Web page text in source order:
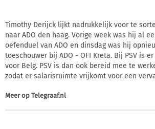
Timothy Derijck lijkt nadrukkelijk voor te
naar ADO den haag. Vorige week was hij al
oefenduel van ADO en dinsdag was hij
toeschouwer bij ADO - OFI Kreta. Bij PSV is
voor Belg. PSV is dan ook bereid mee te
zodat er salarisruimte vrijkomt voor een
Meer op Telegraaf.nl